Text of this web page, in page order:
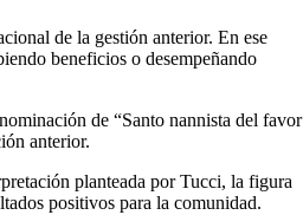
de la gestión anterior. En ese
beneficios o desempeñando
de “Santo nannista del favor
anterior.
planteada por Tucci, la figura
positivos para la comunidad.